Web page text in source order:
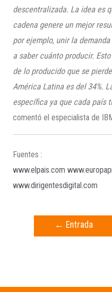
descentralizada. La idea es
cadena genere un mejor
por ejemplo, unir la
a saber cuánto producir.
de lo producido que se
América Latina es del 34%.
específica ya que cada país
comentó el especialista de
Fuentes :
www.elpais.com
www.dirigentesdigital.com
← Entrada